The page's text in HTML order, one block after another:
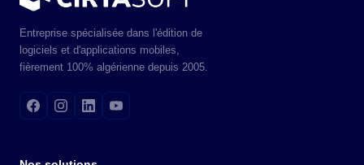
Entreprise spécialisée dans l'édition de
logiciels et d'applications mobiles,
fièrement 100% algérienne depuis 2005.